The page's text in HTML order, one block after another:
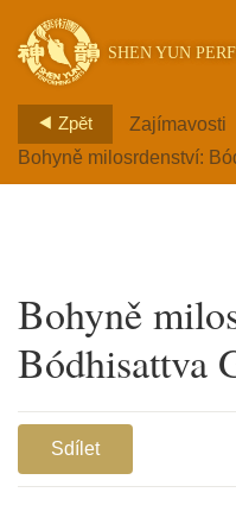
SHEN YUN
Zpět Zajímavosti
Bohyně milosrdenství:
Bohyně
Bódhisattva
Sdílet